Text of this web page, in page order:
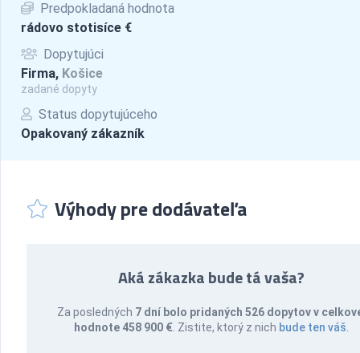
Predpokladaná hodnota
rádovo stotisíce €
Dopytujúci
Firma, Košice
zadané dopyty
Status dopytujúceho
Opakovaný zákazník
Výhody pre dodávateľa
Aká zákazka bude tá vaša?
Za posledných 7 dní bolo pridaných 526 dopytov v
hodnote 458 900 € . Zistite, ktorý z nich bude ten váš